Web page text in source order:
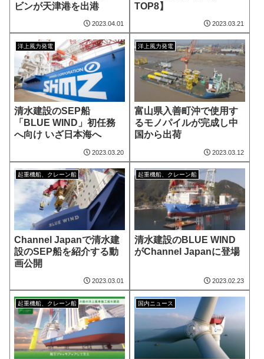
ビンが天津港を出港
2023.04.01
TOP8】
2023.03.21
洋上風力発電
清水建設のSEP船
「BLUE WIND」初任務
へ向け いざ日本海へ
2023.03.20
洋上風力発電
富山県入善町沖で使用す
るモノパイルが完成し中
国から出荷
2023.03.12
起重機船、クレーン船
Channel Japanで清水建
設のSEP船を紹介する動
画公開
2023.03.01
起重機船、クレーン船
清水建設のBLUE WIND
がChannel Japanに登場
2023.02.23
起重機船、クレーン船 国内ニュース